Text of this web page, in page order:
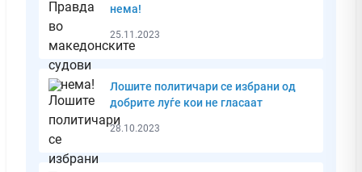
нема!
25.11.2023
Лошите политичари се избрани од
добрите луѓе кои не гласаат
28.10.2023